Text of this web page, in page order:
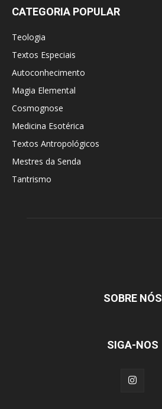
CATEGORIA POPULAR
Teologia
Textos Especiais
Autoconhecimento
Magia Elemental
Cosmognose
Medicina Esotérica
Textos Antropológicos
Mestres da Senda
Tantrismo
SOBRE NÓS
SIGA-NOS